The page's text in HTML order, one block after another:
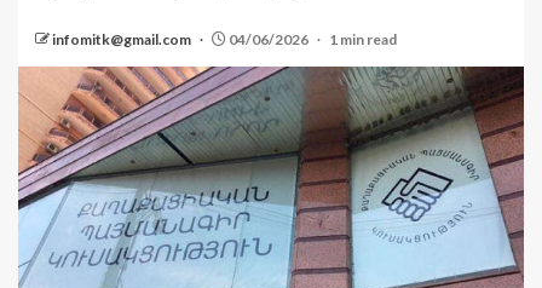
infomitk@gmail.com 04/06/2026 1 min read